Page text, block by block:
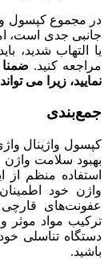
در مجموع کپسول
جانبی جدی است،
یا التهاب شدید،
مراجعه کنید.
نمایید، زیرا می
جمع‌بندی
کپسول واژینال
بهبود سلامت واژن
استفاده منظم از
واژن خود
عفونت‌های قارچی
ترکیب مواد موثر
دستگاه تناسلی
باشید.